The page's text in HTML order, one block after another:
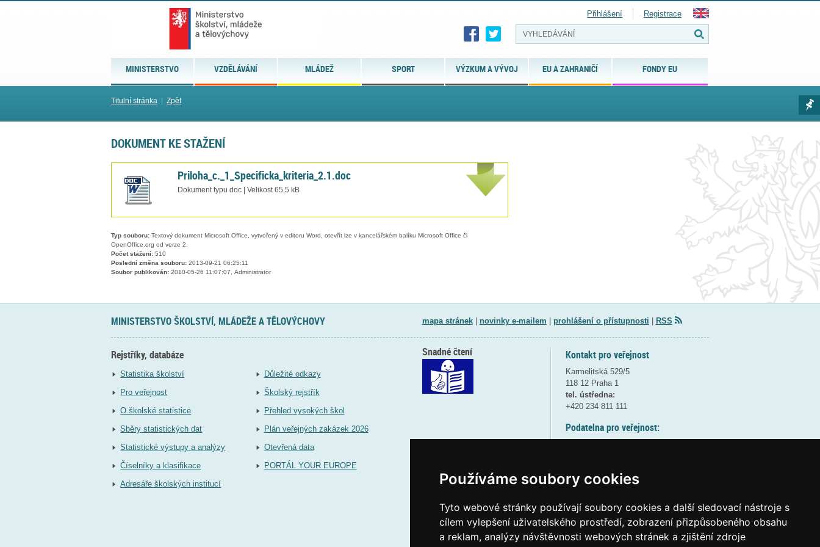
Používáme soubory cookies
Tyto webové stránky používají soubory cookies a další sledovací nástroje s
cílem vylepšení uživatelského prostředí, zobrazení přizpůsobeného obsahu
a reklam, analýzy návštěvnosti webových stránek a zjištění zdroje
MINISTERSTVO VZDĚLÁVÁNÍ MLÁDEŽ SPORT VÝZKUM A VÝVOJ EU A ZAHRANIČÍ FONDY EU
Přihlášení Registrace
Titulní stránka Zpět
DOKUMENT KE STAŽENÍ
Priloha_c._1_Specificka_kriteria_2.1.doc
Dokument typu doc | Velikost 65,5 kB
Typ souboru: Textový dokument Microsoft Office, vytvořený v editoru Word, otevřít lze v kancelářském balíku Microsoft Office či
OpenOffice.org od verze 2.
Počet stažení: 510
Poslední změna souboru: 2013-09-21 06:25:11
Soubor publikován: 2010-05-26 11:07:07, Administrator
MINISTERSTVO ŠKOLSTVÍ, MLÁDEŽE A TĚLOVÝCHOVY mapa stránek| novinky e-mailem prohlášení o přístupnosti RSS
Rejstříky, databáze
Statistika školství
Pro veřejnost
O školské statistice
Sběry statistických dat
Statistické výstupy a analýzy
Číselníky a klasifikace
Adresáře školských institucí
Důležité odkazy
Školský rejstřík
Přehled vysokých škol
Plán veřejných zakázek 2026
Otevřená data
PORTÁL YOUR EUROPE
Kontakt pro veřejnost
Karmelitská 529/5
118 12 Praha 1
tel. ústředna:
+420 234 811 111
Podatelna pro veřejnost:
(více informací
Elektronická podatelna:
posta@msmtgov cz
Snadné čtení